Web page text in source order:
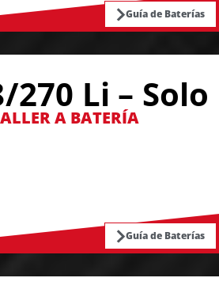
Guía de Baterías
270 Li – Solo
A BATERÍA
Guía de Baterías